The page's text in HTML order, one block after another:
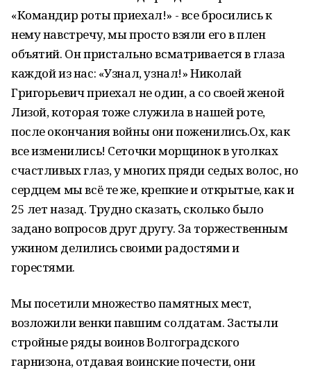
«Командир роты приехал!» - все бросились к
нему навстречу, мы просто взяли его в плен
объятий. Он пристально всматривается в глаза
каждой из нас: «Узнал, узнал!» Николай
Григорьевич приехал не один, а со своей женой
Лизой, которая тоже служила в нашей роте,
после окончания войны они поженились.Ох, как
все изменились! Сеточки морщинок в уголках
счастливых глаз, у многих пряди седых волос, но
сердцем мы всё те же, крепкие и открытые, как и
25 лет назад. Трудно сказать, сколько было
задано вопросов друг другу. За торжественным
ужином делились своими радостями и
горестями.
Мы посетили множество памятных мест,
возложили венки павшим солдатам. Застыли
стройные ряды воинов Волгоградского
гарнизона, отдавая воинские почести, они